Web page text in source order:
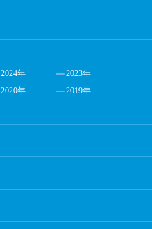
2024年
2023年
2020年
2019年